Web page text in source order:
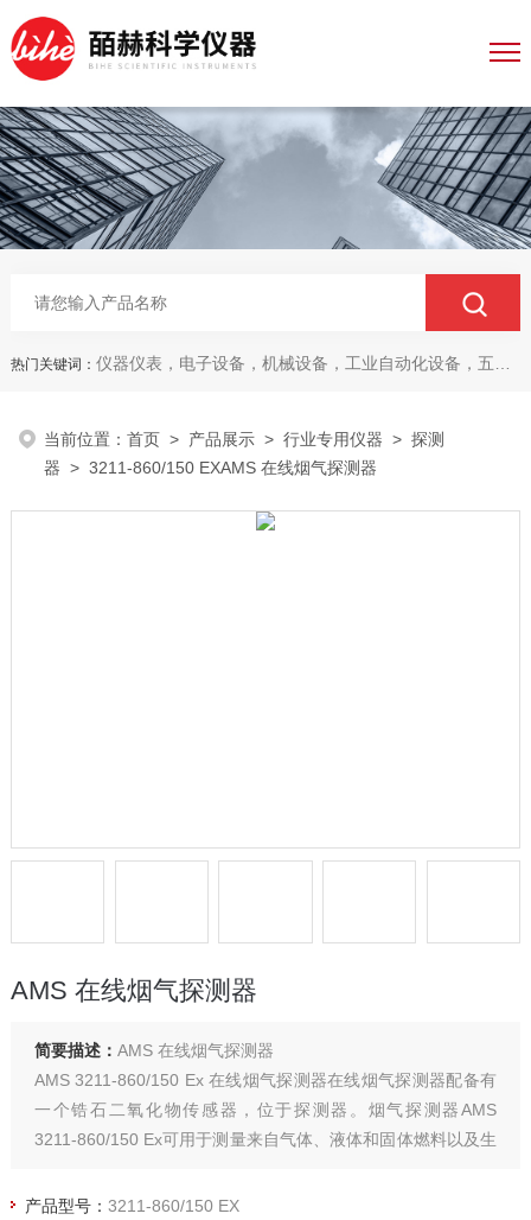
热门关键词： 仪器仪表，电子设备，机械设备，工业自动化设备，五金产品，电线电缆，金属材料，电子
当前位置：首页 > 产品展示 >行业专用仪器 >探测
器 > 3211-860/150 EXAMS 在线烟气探测器
AMS 在线烟气探测器
简要描述： AMS 在线烟气探测器
AMS 3211-860/150 Ex 在线烟气探测器在线烟气探测器配备有
一个锆石二氧化物传感器，位于探测器。烟气探测器AMS
3211-860/150 Ex可用于测量来自气体、液体和固体燃料以及生
产品型号： 3211-860/150 EX